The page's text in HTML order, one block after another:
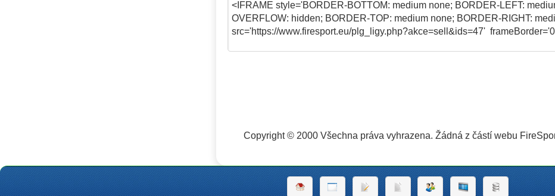
Copyright © 2000 Všechna práva vyhrazena. Žádná z částí webu